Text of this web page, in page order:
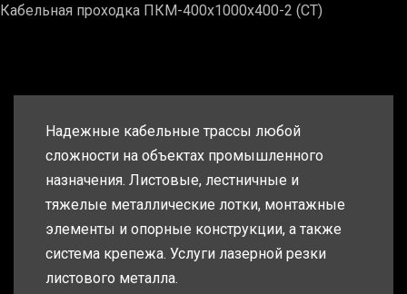
Кабельная проходка ПКМ-400х1000х400-2 (СТ)
Надежные кабельные трассы любой
сложности на объектах промышленного
назначения. Листовые, лестничные и
тяжелые металлические лотки, монтажные
элементы и опорные конструкции, а также
система крепежа. Услуги лазерной резки
листового металла.